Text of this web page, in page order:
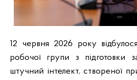
12 червня 2026 року
робочої групи з підготовки
штучний інтелект, створеної